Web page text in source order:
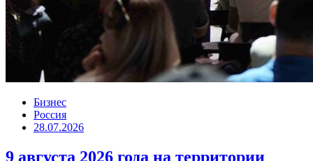
Бизнес
Россия
28.07.2026
9 августа 2026 года на территории